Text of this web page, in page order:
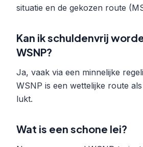
situatie en de gekozen route
Kan ik schuldenvrij
WSNP?
Ja, vaak via een minnelijke
WSNP is een wettelijke route
lukt.
Wat is een schone lei?